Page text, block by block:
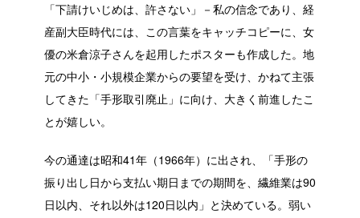
「下請けいじめは、許さない」－私の信念であり、経
産副大臣時代には、この言葉をキャッチコピーに、女
優の米倉涼子さんを起用したポスターも作成した。地
元の中小・小規模企業からの要望を受け、かねて主張
してきた「手形取引廃止」に向け、大きく前進したこ
とが嬉しい。
今の通達は昭和41年（1966年）に出され、「手形の
振り出し日から支払い期日までの期間を、繊維業は90
日以内、それ以外は120日以内」と決めている。弱い